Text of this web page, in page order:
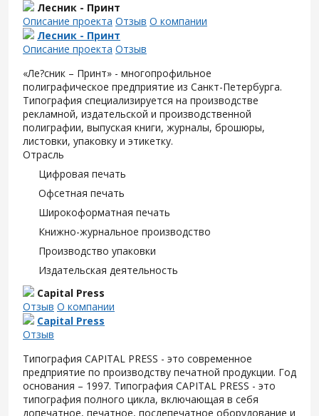
Лесник - Принт
Описание проекта Отзыв О компании
Лесник - Принт
Описание проекта Отзыв
«Ле?сник – Принт» - многопрофильное
полиграфическое предприятие из Санкт-Петербурга.
Типография специализируется на производстве
рекламной, издательской и производственной
полиграфии, выпуская книги, журналы, брошюры,
листовки, упаковку и этикетку.
Отрасль
Цифровая печать
Офсетная печать
Широкоформатная печать
Книжно-журнальное производство
Производство упаковки
Издательская деятельность
Capital Press
Отзыв О компании
Capital Press
Отзыв
Типография CAPITAL PRESS - это современное
предприятие по производству печатной продукции. Год
основания – 1997. Типография CAPITAL PRESS - это
типография полного цикла, включающая в себя
допечатное, печатное, послепечатное оборудование и